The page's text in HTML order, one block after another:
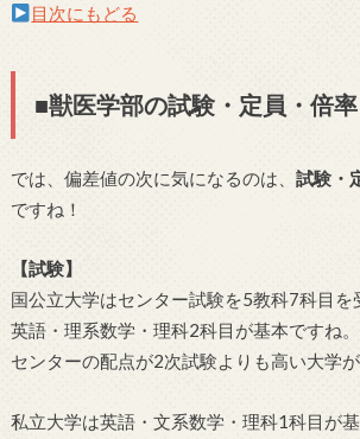
目次にもどる
■獣医学部の試験・定員・倍率
では、偏差値の次に気になるのは、 試験・
ですね！
【試験】
国公立大学はセンター試験を5教科7科目
英語・理系数学・理科2科目が基本ですね。
センターの配点が2次試験よりも高い大学が
私立大学は英語・文系数学・理科1科目が基